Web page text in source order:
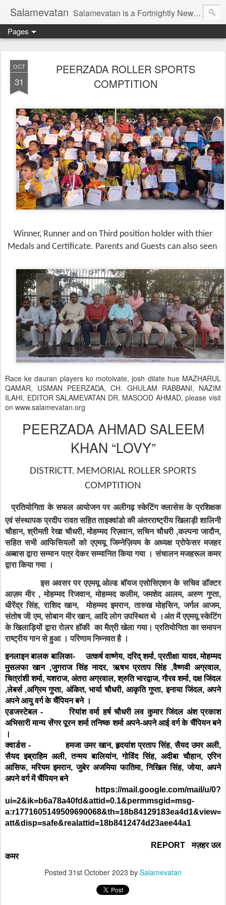
Salamevatan Salamevatan is a Fortnightly Newspaper published from Aligarh, India. Established on 15th August, 2003, the Newspaper aims to provide quality News, Views, Articles, Essays, interviews and many other things which are beneficial to the Common people of India, making them aware and helping them in performing their day to day activities more efficiently and effectively.
Pages
OCT
31
PEERZADA ROLLER SPORTS
COMPTITION
Winner, Runner and on Third position holder with thier
Medals and Certificate. Parents and Guests can also seen
Race ke dauran players ko motoivate, josh dilate hue MAZHARUL
QAMAR, USMAN PEERZADA, CH. GHULAM RABBANI, NAZIM
ILAHI, EDITOR SALAMEVATAN DR. MASOOD AHMAD, please visit
on www.salamevatan.org
PEERZADA AHMAD SALEEM
KHAN “LOVY”
DISTRICTT. MEMORIAL ROLLER SPORTS
COMPTITION
प्रतियोगिता के सफल आयोजन पर अलीगढ़ स्केटिंग क्लासेस के प्रशिक्षक
एवं संस्थापक प्रदीप रावत सहित ताइक्वांडो की अंतरराष्ट्रीय खिलाड़ी शालिनी
चौहान, श्रीमती रेखा चौधरी, मोहम्मद रिज़वान, सचिन चौधरी ,कल्पना जादौन,
सहित सभी आफिसियलों को एएमयू जिम्नेज़ियम के अध्यक्ष प्रोफेसर मजहर
अब्बास द्वारा सम्मान पत्र देकर सम्मानित किया गया । संचालन मजहरूल कमर
द्वारा किया गया ।
इस अवसर पर एएमयू ओल्ड बॉयज एसोसिएशन के सचिव डॉक्टर
आज़म मीर , मोहम्मद रिजवान, मोहम्मद कलीम, जमशेद आलम, अरुण गुप्ता,
धीरेंद्र सिंह, राशिद खान, मोहम्मद इमरान, तारुख मोहसिन, जर्गल आजम,
संतोष जी एम, सोबान मीर खान, आदि लोग उपस्थित थे ।अंत में एएमयू स्केटिंग
के खिलाड़ियों द्वारा रोलर हॉकी का मैत्री खेला गया। प्रतियोगिता का समापन
राष्ट्रीय गान से हुआ । परिणाम निम्नवत है ।
इनलाइन बालक बालिका-उत्कर्ष वाष्णेय, दरिद् शर्मा, प्रतीक्षा यादव, मोहम्मद
मुसलफा खान ,जुगराज सिंह नादर, ऋषभ प्रताप सिंह ,वैष्णवी अग्रवाल,
चित्रांशी शर्मा, यशराज, अंतरा अग्रवाल, श्रुति भारद्वाज, गौरव शर्मा, दक्ष जिंदल
,लेबर्स ,अग्रिम गुप्ता, अंकित, भार्या चौधरी, आकृति गुप्ता, इनाया जिंदल, अपने
अपने आयु वर्ग के चैंपियन बने ।
एडजस्टेबल -रियांश वर्मा हर्ष चौधरी लव कुमार जिंदल अंश प्रकाश
अभिसारी मान्य सेंगर पूरन शर्मा तनिष्क शर्मा अपने-अपने आई वर्ग के चैंपियन बने
।
क्वार्डस -हमजा उमर खान, हृदयांश प्रताप सिंह, सैयद उमर अली,
सैयद इब्राहिम अली, तन्मय बालियांन, गोविंद सिंह, अदीबा चौहान, एरिन
आसिफ, मरियम इमरान, जुबेर अजमिया फातिमा, निखिल सिंह, जोया, अपने
अपने वर्ग में चैंपियन बने
https://mail.google.com/mail/u/0?
ui=2&ik=b6a78a40fd&attid=0.1&permmsgid=msg-
a:r1771605149509690068&th=18b84129183ea4d1&view=
att&disp=safe&realattid=18b8412474d23aee44a1
REPORT मज़हर उल
कमर
Posted 31st October 2023 by Salamevatan